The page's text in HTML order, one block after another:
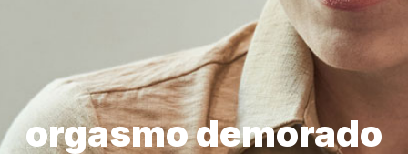
orgasmo demorado